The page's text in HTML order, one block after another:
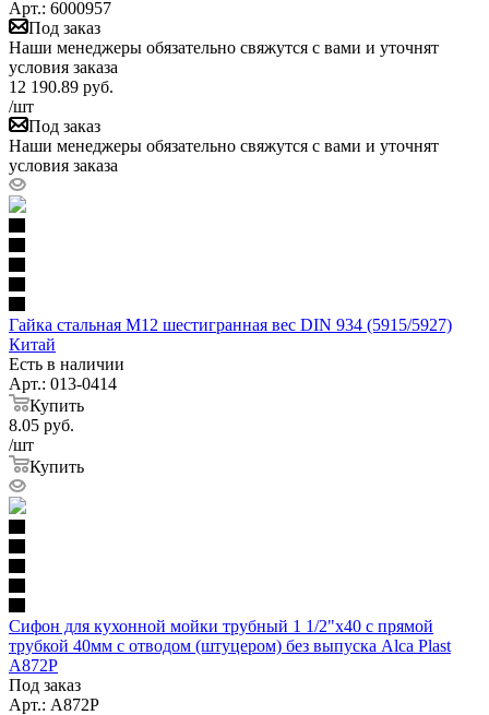
Арт.: 6000957
Под заказ
Наши менеджеры обязательно свяжутся с вами и уточнят
условия заказа
12 190.89 руб.
/шт
Под заказ
Наши менеджеры обязательно свяжутся с вами и уточнят
условия заказа
Гайка стальная М12 шестигранная вес DIN 934 (5915/5927)
Китай
Есть в наличии
Арт.: 013-0414
Купить
8.05 руб.
/шт
Купить
Сифон для кухонной мойки трубный 1 1/2"x40 с прямой
трубкой 40мм с отводом (штуцером) без выпуска Alca Plast
A872P
Под заказ
Арт.: A872P